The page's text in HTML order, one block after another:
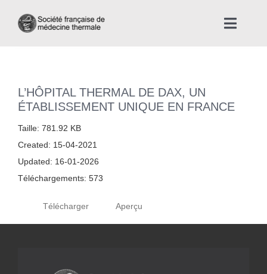
Toggle
Nous connaître
La médecine thermale
Actualités
L’HÔPITAL THERMAL DE DAX, UN
ÉTABLISSEMENT UNIQUE EN FRANCE
Taille: 781.92 KB
Created: 15-04-2021
Updated: 16-01-2026
Téléchargements: 573
Télécharger Aperçu